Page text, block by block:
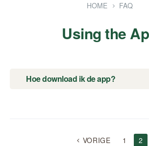
HOME FAQ
Using the
Hoe download ik de app?
VORIGE 1 2